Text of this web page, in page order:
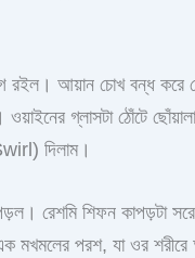
রইল। আয়ান চোখ বন্ধ
গ্লাসটা ঠোঁটে
দিলাম।
রেশমি শিফন কাপড়টা
মখমলের পরশ, যা ওর